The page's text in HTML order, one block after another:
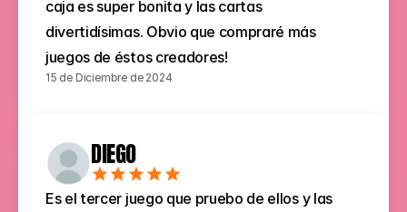
caja es super bonita y las cartas
divertidísimas. Obvio que compraré más
juegos de éstos creadores!
15 de Diciembre de 2024
DIEGO
Es el tercer juego que pruebo de ellos y las